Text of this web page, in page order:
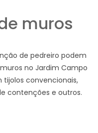
muros
de pedreiro podem
no Jardim Campo
tijolos convencionais,
contenções e outros.